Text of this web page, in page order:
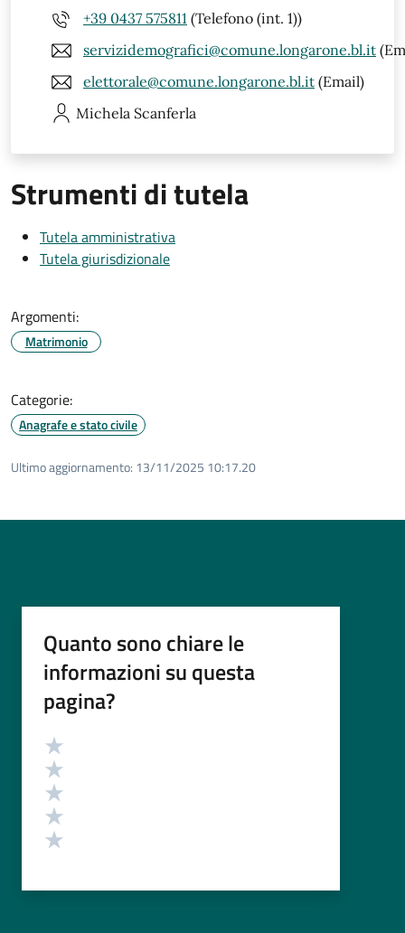
+39 0437 575811 (Telefono (int. 1))
servizidemografici@comune.longarone.bl.it
elettorale@comune.longarone.bl.it (Email)
Michela Scanferla
Strumenti di tutela
Tutela amministrativa
Tutela giurisdizionale
Argomenti:
Matrimonio
Categorie:
Anagrafe e stato civile
Ultimo aggiornamento: 13/11/2025 10:17.20
Quanto sono chiare le
informazioni su questa
pagina?
Valutazione